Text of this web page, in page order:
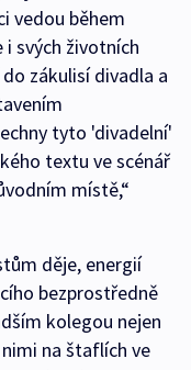
vedou během
svých životních
zákulisí divadla a
tyto 'divadelní'
textu ve scénář
místě,“
děje, energií
bezprostředně
kolegou nejen
na štaflích ve